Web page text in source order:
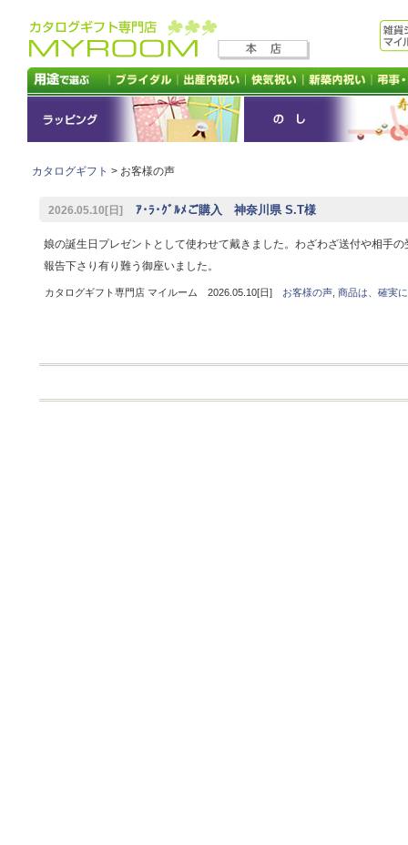
カタログギフト > お客様の声
2026.05.10[日] ｱ･ﾗ･ｸﾞﾙﾒご購入 神奈川県 S.T様
娘の誕生日プレゼントとして使わせて戴きました。わざわざ送付や相手
報告下さり有り難う御座いました。
カタログギフト専門店 マイルーム 2026.05.10[日] お客様の声, 商品は、確実